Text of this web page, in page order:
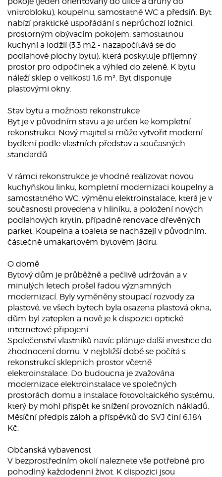
vnitrobloku), koupelnu, samostatné WC a předsíň. Byt
nabízí praktické uspořádání s neprůchozí ložnicí,
prostorným obývacím pokojem, samostatnou
kuchyní a lodžií (3,3 m2 - nazapočítává se do
podlahové plochy bytu), která poskytuje příjemný
prostor pro odpočinek a výhled do zeleně. K bytu
náleží sklep o velikosti 1,6 m². Byt disponuje
plastovými okny.
Stav bytu a možnosti rekonstrukce
Byt je v původním stavu a je určen ke kompletní
rekonstrukci. Nový majitel si může vytvořit moderní
bydlení podle vlastních představ a současných
standardů.
V rámci rekonstrukce je vhodné realizovat novou
kuchyňskou linku, kompletní modernizaci koupelny a
samostatného WC, výměnu elektroinstalace, která je v
současnosti provedena v hliníku, a položení nových
podlahových krytin, případně renovace dřevěných
parket. Koupelna a toaleta se nacházejí v původním,
částečně umakartovém bytovém jádru.
O domě
Bytový dům je průběžně a pečlivě udržován a v
minulých letech prošel řadou významných
modernizací. Byly vyměněny stoupací rozvody za
plastové, ve všech bytech byla osazena plastová okna,
dům byl zateplen a nově je k dispozici optické
internetové připojení.
Společenství vlastníků navíc plánuje další investice do
zhodnocení domu. V nejbližší době se počítá s
rekonstrukcí sklepních prostor včetně
elektroinstalace. Do budoucna je zvažována
modernizace elektroinstalace ve společných
prostorách domu a instalace fotovoltaického systému,
který by mohl přispět ke snížení provozních nákladů.
Měsíční předpis záloh a příspěvků do SVJ činí 6.184
Kč.
Občanská vybavenost
V bezprostředním okolí naleznete vše potřebné pro
pohodlný každodenní život. K dispozici jsou